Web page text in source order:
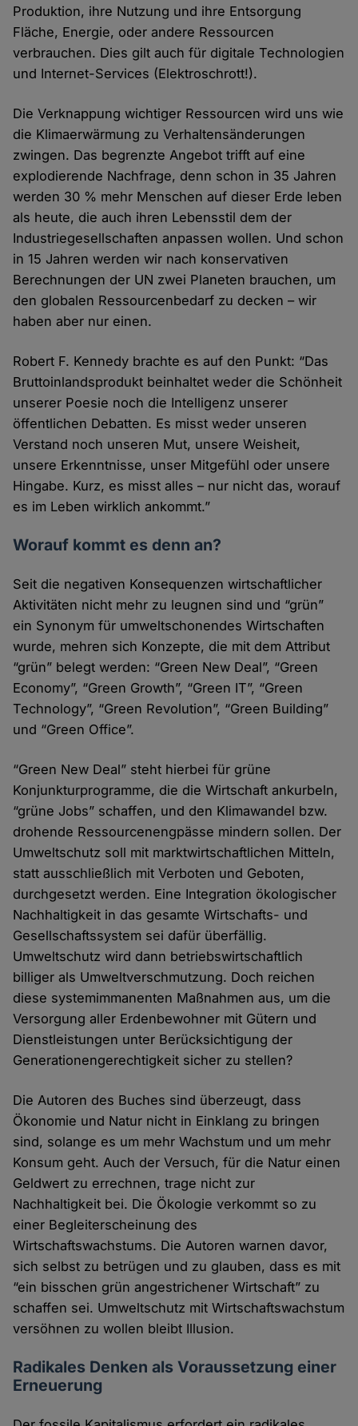
Produktion, ihre Nutzung und ihre Entsorgung
Fläche, Energie, oder andere Ressourcen
verbrauchen. Dies gilt auch für digitale Technologien
und Internet-Services (Elektroschrott!).
Die Verknappung wichtiger Ressourcen wird uns wie
die Klimaerwärmung zu Verhaltensänderungen
zwingen. Das begrenzte Angebot trifft auf eine
explodierende Nachfrage, denn schon in 35 Jahren
werden 30 % mehr Menschen auf dieser Erde leben
als heute, die auch ihren Lebensstil dem der
Industriegesellschaften anpassen wollen. Und schon
in 15 Jahren werden wir nach konservativen
Berechnungen der UN zwei Planeten brauchen, um
den globalen Ressourcenbedarf zu decken – wir
haben aber nur einen.
Robert F. Kennedy brachte es auf den Punkt: “Das
Bruttoinlandsprodukt beinhaltet weder die Schönheit
unserer Poesie noch die Intelligenz unserer
öffentlichen Debatten. Es misst weder unseren
Verstand noch unseren Mut, unsere Weisheit,
unsere Erkenntnisse, unser Mitgefühl oder unsere
Hingabe. Kurz, es misst alles – nur nicht das, worauf
es im Leben wirklich ankommt.”
Worauf kommt es denn an?
Seit die negativen Konsequenzen wirtschaftlicher
Aktivitäten nicht mehr zu leugnen sind und “grün”
ein Synonym für umweltschonendes Wirtschaften
wurde, mehren sich Konzepte, die mit dem Attribut
“grün” belegt werden: “Green New Deal”, “Green
Economy”, “Green Growth”, “Green IT”, “Green
Technology”, “Green Revolution”, “Green Building”
und “Green Office”.
“Green New Deal” steht hierbei für grüne
Konjunkturprogramme, die die Wirtschaft ankurbeln,
“grüne Jobs” schaffen, und den Klimawandel bzw.
drohende Ressourcenengpässe mindern sollen. Der
Umweltschutz soll mit marktwirtschaftlichen Mitteln,
statt ausschließlich mit Verboten und Geboten,
durchgesetzt werden. Eine Integration ökologischer
Nachhaltigkeit in das gesamte Wirtschafts- und
Gesellschaftssystem sei dafür überfällig.
Umweltschutz wird dann betriebswirtschaftlich
billiger als Umweltverschmutzung. Doch reichen
diese systemimmanenten Maßnahmen aus, um die
Versorgung aller Erdenbewohner mit Gütern und
Dienstleistungen unter Berücksichtigung der
Generationengerechtigkeit sicher zu stellen?
Die Autoren des Buches sind überzeugt, dass
Ökonomie und Natur nicht in Einklang zu bringen
sind, solange es um mehr Wachstum und um mehr
Konsum geht. Auch der Versuch, für die Natur einen
Geldwert zu errechnen, trage nicht zur
Nachhaltigkeit bei. Die Ökologie verkommt so zu
einer Begleiterscheinung des
Wirtschaftswachstums. Die Autoren warnen davor,
sich selbst zu betrügen und zu glauben, dass es mit
“ein bisschen grün angestrichener Wirtschaft” zu
schaffen sei. Umweltschutz mit Wirtschaftswachstum
versöhnen zu wollen bleibt Illusion.
Radikales Denken als Voraussetzung einer
Erneuerung